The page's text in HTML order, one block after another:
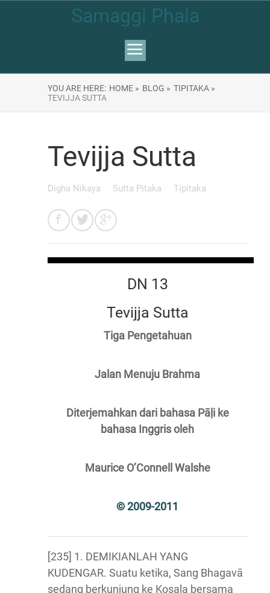
Samaggi Phala
YOU ARE HERE: HOME » BLOG » TIPITAKA »
TEVIJJA SUTTA
Tevijja Sutta
Digha Nikaya Sutta Pitaka Tipitaka
DN 13
Tevijja Sutta
Tiga Pengetahuan
Jalan Menuju Brahma
Diterjemahkan dari bahasa Pāḷi ke
bahasa Inggris oleh
Maurice O’Connell Walshe
© 2009-2011
[235] 1. DEMIKIANLAH YANG
KUDENGAR. Suatu ketika, Sang Bhagavā
sedang berkunjung ke Kosala bersama